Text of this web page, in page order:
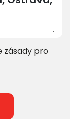
zásady pro